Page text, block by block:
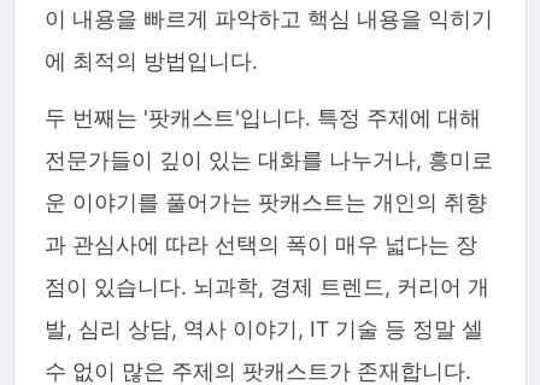
이 내용을 빠르게 파악하고 핵심 내용을 익히기
에 최적의 방법입니다.
두 번째는 '팟캐스트'입니다. 특정 주제에 대해
전문가들이 깊이 있는 대화를 나누거나, 흥미로
운 이야기를 풀어가는 팟캐스트는 개인의 취향
과 관심사에 따라 선택의 폭이 매우 넓다는 장
점이 있습니다. 뇌과학, 경제 트렌드, 커리어 개
발, 심리 상담, 역사 이야기, IT 기술 등 정말 셀
수 없이 많은 주제의 팟캐스트가 존재합니다.